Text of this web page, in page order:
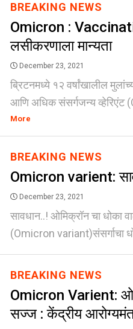
BREAKING NEWS
Omicron :
लसीकरणाला मान्यता
December 23, 2021
ब्रिटनमध्ये १२ वर्षांखालील
आणि अधिक संसर्गजन्य
More
BREAKING NEWS
Omicron varient:
December 23, 2021
सावधान..! ओमिक्रॉन चा धोका
(Omicron variant)संसर्गाचा
BREAKING NEWS
Omicron Varient:
सज्ज : केंद्रीय